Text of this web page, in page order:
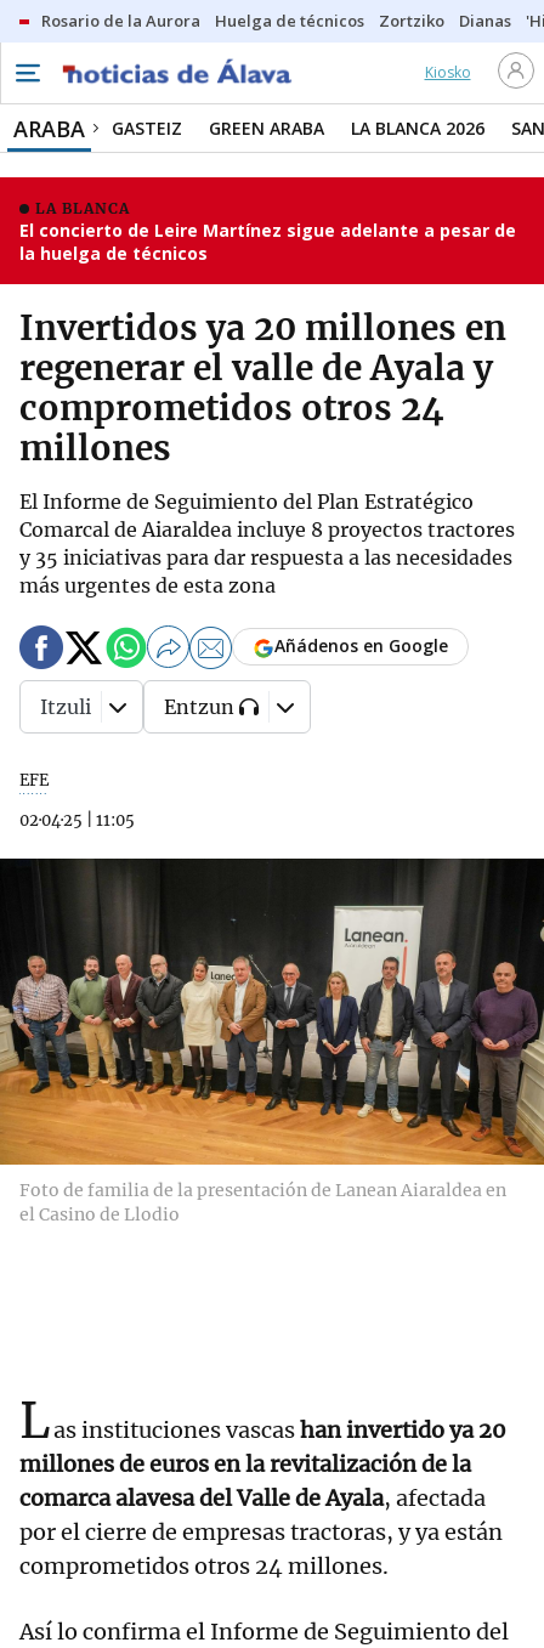
Rosario de la Aurora Huelga de técnicos Zortziko Dianas
Kiosko
ARABA GASTEIZ GREEN ARABA LA BLANCA 2026
LA BLANCA
El concierto de Leire Martínez sigue adelante a pesar de
la huelga de técnicos
Invertidos ya 20 millones en
regenerar el valle de Ayala y
comprometidos otros 24
millones
El Informe de Seguimiento del Plan Estratégico
Comarcal de Aiaraldea incluye 8 proyectos tractores
y 35 iniciativas para dar respuesta a las necesidades
más urgentes de esta zona
EFE
02·04·25
11:05
Añádenos en Google
Itzuli Entzun
Foto de familia de la presentación de Lanean Aiaraldea en
el Casino de Llodio
Las instituciones vascashan invertido ya 20
millones de euros en la revitalización de la
comarca alavesa del Valle de Ayala, afectada
por el cierre de empresas tractoras, y ya están
comprometidos otros 24 millones.
Así lo confirma el Informe de Seguimiento del